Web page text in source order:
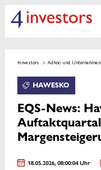
4investors Adhoc- und
HAWESKO
EQS-News:
18.05.2026, 08:00:04 Uhr